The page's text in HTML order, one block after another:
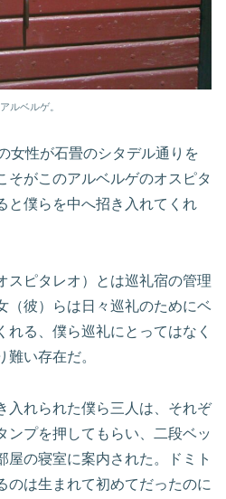
ルベルゲ。
女性が石畳のシタデル通りを
そがこのアルベルゲのオスピタ
と僕らを中へ招き入れてくれ
スピタレオ）とは巡礼宿の管理
（彼）らは日々巡礼のためにベ
れる、僕ら巡礼にとってはなく
い存在だ。
れられた僕ら三人は、それぞ
ンプを押してもらい、二段ベッ
屋の寝室に案内された。ドミト
のは生まれて初めてだったのに